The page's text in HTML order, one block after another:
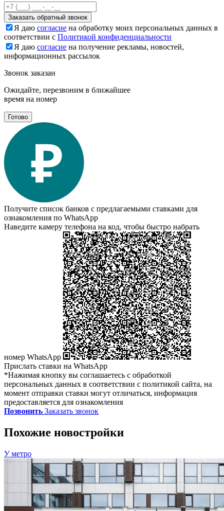
Заказать обратный звонок
Я даю согласие на обработку моих персональных данных в
соответствии с Политикой конфиденциальности
Я даю согласие на получение рекламы, новостей,
информационных рассылок
Звонок заказан
Ожидайте, перезвоним в ближайшее
время на номер
Готово
Получите список банков с предлагаемыми ставками для
ознакомления по WhatsApp
Наведите камеру телефона на код, чтобы быстро набрать
номер WhatsApp
Прислать ставки на WhatsApp
*Нажимая кнопку вы соглашаетесь с обработкой
персональных данных в соответствии с политикой сайта, на
момент отправки ставки могут отличаться, информация
предоставляется для ознакомления
Позвонить Заказать звонок
Похожие новостройки
У метро